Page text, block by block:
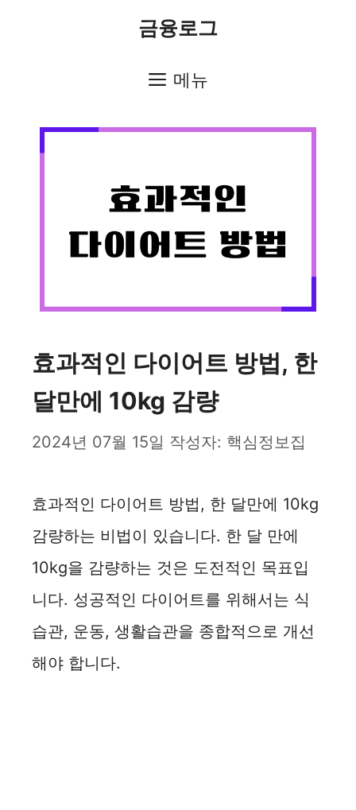
금융로그
메뉴
효과적인 다이어트 방법, 한
달만에 10kg 감량
2024년 07월 15일 작성자: 핵심정보집
효과적인 다이어트 방법, 한 달만에 10kg
감량하는 비법이 있습니다. 한 달 만에
10kg을 감량하는 것은 도전적인 목표입
니다. 성공적인 다이어트를 위해서는 식
습관, 운동, 생활습관을 종합적으로 개선
해야 합니다.